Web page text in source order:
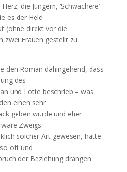
die Jüngern, ‘Schwächere‘
es der Held
(ohne direkt vor die
zwei Frauen gestellt zu
den Roman dahingehend, dass
des
und Lotte beschrieb – was
einen sehr
geben würde und eher
Zweigs
solcher Art gewesen, hätte
oft und
der Beziehung drängen